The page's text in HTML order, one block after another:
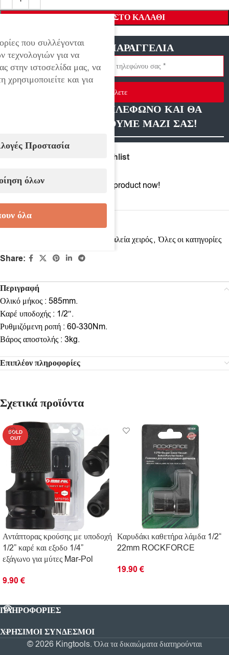
ΠΡΟΣΘΉΚΗ ΣΤΟ ΚΑΛΆΘΙ
ΓΡΗΓΟΡΗ ΠΑΡΑΓΓΕΛΙΑ
Στείλετε
ΑΦΗΣΤΕ ΜΑΣ ΤΗΛΕΦΩΝΟ ΚΑΙ ΘΑ
ΕΠΙΚΟΙΝΩΝΗΣΟΥΜΕ ΜΑΖΙ ΣΑΣ!
Add to wishlist
16 People watching this product now!
Κωδικός προϊόντος:6474660
Εργαλεία χειρός, Όλες οι κατηγορίες
Share:
Περιγραφή
Ολικό μήκος : 585mm.
Καρέ υποδοχής : 1/2″.
Ρυθμιζόμενη ροπή : 60-330Nm.
Βάρος αποστολής : 3kg.
Επιπλέον πληροφορίες
Σχετικά προϊόντα
SOLD
OUT
Αντάπτορας κρούσης με υποδοχή
1/2” καρέ και εξοδο 1/4”
εξάγωνο για μύτες Mar-Pol
9.90€
Καρυδάκι καθετήρα λάμδα 1/2“
22mm ROCKFORCE
19.90€
ΠΛΗΡΟΦΟΡΊΕΣ
ΧΡΗΣΙΜΟΙ ΣΥΝΔΕΣΜΟΙ
© 2026 Kingtools. Όλα τα δικαιώματα διατηρούνται
που συλλέγονται
για να
στην ιστοσελίδα μας, να
και για
Προστασία
όλων
όλα